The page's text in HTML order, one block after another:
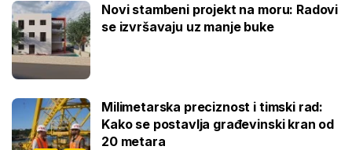
Novi stambeni projekt na moru: Radovi
se izvršavaju uz manje buke
Milimetarska preciznost i timski rad:
Kako se postavlja građevinski kran od
20 metara